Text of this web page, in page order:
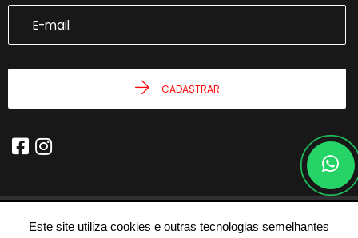
CADASTRAR
© 2026 - Joseph Castro Imóveis -59.946.943/0001-54 -Todos os
Este site utiliza cookies e outras tecnologias semelhantes